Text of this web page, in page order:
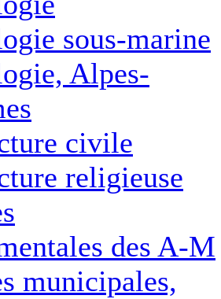
sous-marine
Alpes-
civile
religieuse
des A-M
municipales,